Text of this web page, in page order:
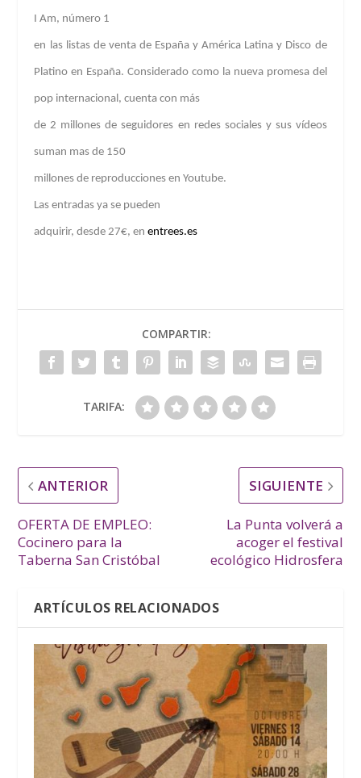
I Am, número 1
en las listas de venta de España y América Latina y Disco de
Platino en España.Considerado como la nueva promesa del
pop internacional, cuenta con más
de 2 millones de seguidores en redes sociales y sus vídeos
suman mas de 150
millones de reproducciones en Youtube.
Las entradas ya se pueden
adquirir, desde 27€, enentrees.es
COMPARTIR:
TARIFA:
ANTERIOR
OFERTA DE EMPLEO:
Cocinero para la
Taberna San Cristóbal
SIGUIENTE
La Punta volverá a
acoger el festival
ecológico Hidrosfera
ARTÍCULOS RELACIONADOS